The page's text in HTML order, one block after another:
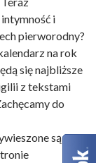
i
pierworodny?
na rok
się najbliższe
z tekstami
do
są w